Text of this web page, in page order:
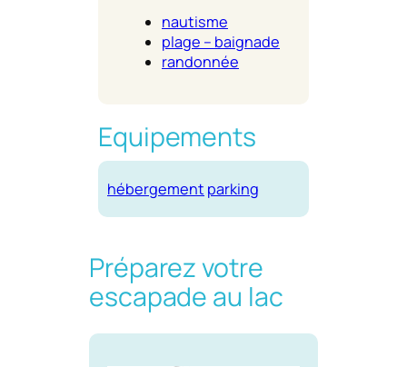
nautisme
plage – baignade
randonnée
Equipements
hébergement parking
Préparez votre
escapade au lac